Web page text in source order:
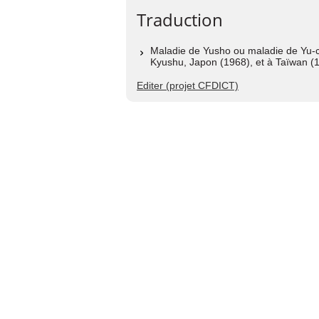
Traduction
Maladie de Yusho ou maladie de
Kyushu, Japon (1968), et à Taïwan
Editer (projet CFDICT)